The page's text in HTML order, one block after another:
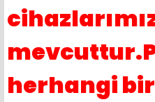
herhangi